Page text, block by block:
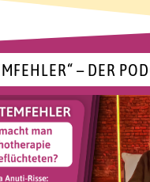
– DER